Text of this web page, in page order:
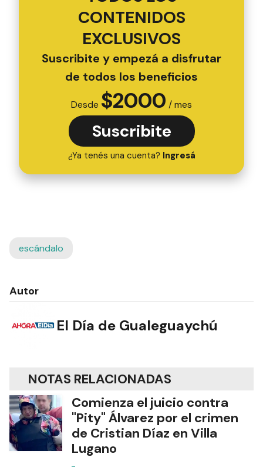
¿Ya tenés una cuenta?Ingresá
El Día de Gualeguaychú
Lugano
POLICIALES
representante de modelos y
conductor de TV tras una
extensa lucha contra el
cáncer
ESPECTÁCULOS